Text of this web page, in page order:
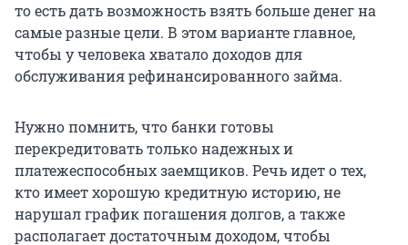
то есть дать возможность взять больше денег на
самые разные цели. В этом варианте главное,
чтобы у человека хватало доходов для
обслуживания рефинансированного займа.
Нужно помнить, что банки готовы
перекредитовать только надежных и
платежеспособных заемщиков. Речь идет о тех,
кто имеет хорошую кредитную историю, не
нарушал график погашения долгов, а также
располагает достаточным доходом, чтобы